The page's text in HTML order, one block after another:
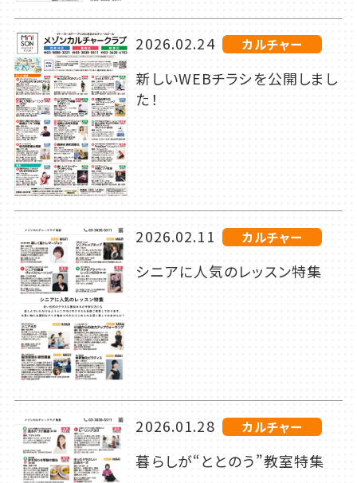
2026.02.24 カルチャー
新しいWEBチラシを公開しまし
た！
2026.02.11 カルチャー
シニアに人気のレッスン特集
2026.01.28 カルチャー
暮らしが“ととのう”教室特集